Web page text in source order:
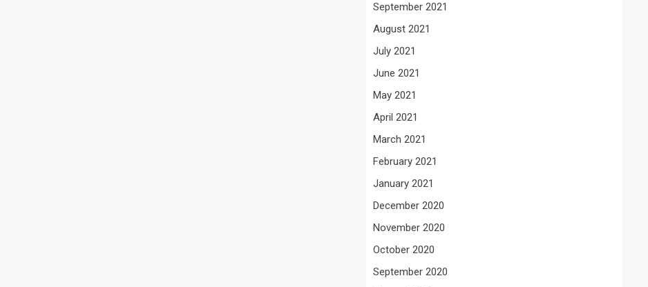
September 2021
August 2021
July 2021
June 2021
May 2021
April 2021
March 2021
February 2021
January 2021
December 2020
November 2020
October 2020
September 2020